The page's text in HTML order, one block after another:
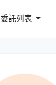
委託列表